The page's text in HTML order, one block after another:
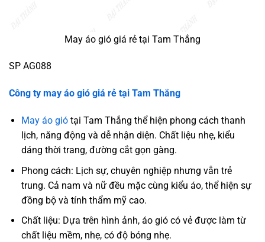
May áo gió giá rẻ tại Tam Thắng
SP AG088
Công ty may áo gió giá rẻ tại Tam Thắng
May áo giótại Tam Thắng thể hiện phong cách thanh
lịch, năng động và dễ nhận diện. Chất liệu nhẹ, kiểu
dáng thời trang, đường cắt gọn gàng.
Phong cách: Lịch sự, chuyên nghiệp nhưng vẫn trẻ
trung. Cả nam và nữ đều mặc cùng kiểu áo, thể hiện sự
đồng bộ và tính thẩm mỹ cao.
Chất liệu: Dựa trên hình ảnh, áo gió có vẻ được làm từ
chất liệu mềm, nhẹ, có độ bóng nhẹ.